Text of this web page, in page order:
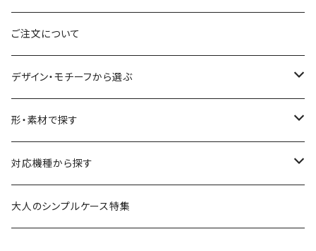
ご注文について
デザイン・モチーフから選ぶ
花柄・植物
生き物
食べ物
形・素材で探す
透明・クリアケース（ハードケース）
透明・ソフトケース（柔らか素材）
対応機種から探す
iPhone 17 シリーズ
大人のシンプルケース特集